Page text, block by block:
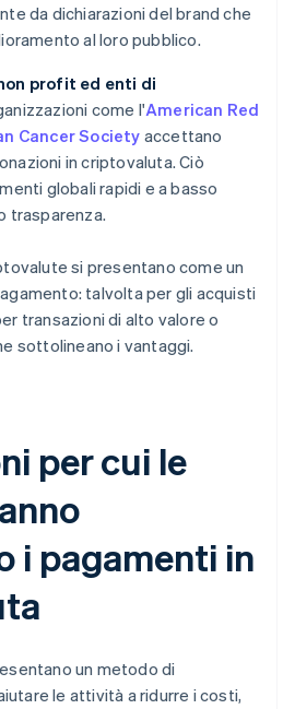
da dichiarazioni del brand che
al loro pubblico.
profit ed enti di
come l'American Red
Cancer Society accettano
in criptovaluta. Ciò
globali rapidi e a basso
trasparenza.
si presentano come un
talvolta per gli acquisti
transazioni di alto valore o
sottolineano i vantaggi.
per cui le
i pagamenti in
un metodo di
le attività a ridurre i costi,